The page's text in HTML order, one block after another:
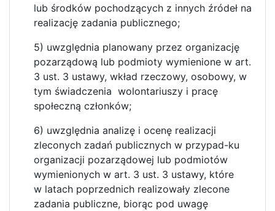
lub środków pochodzących z innych źródeł na
realizację zadania publicznego;
5) uwzględnia planowany przez organizację
pozarządową lub podmioty wymienione w art.
3 ust. 3 ustawy, wkład rzeczowy, osobowy, w
tym świadczenia wolontariuszy i pracę
społeczną członków;
6) uwzględnia analizę i ocenę realizacji
zleconych zadań publicznych w przypad-ku
organizacji pozarządowej lub podmiotów
wymienionych w art. 3 ust. 3 ustawy, które
w latach poprzednich realizowały zlecone
zadania publiczne, biorąc pod uwagę